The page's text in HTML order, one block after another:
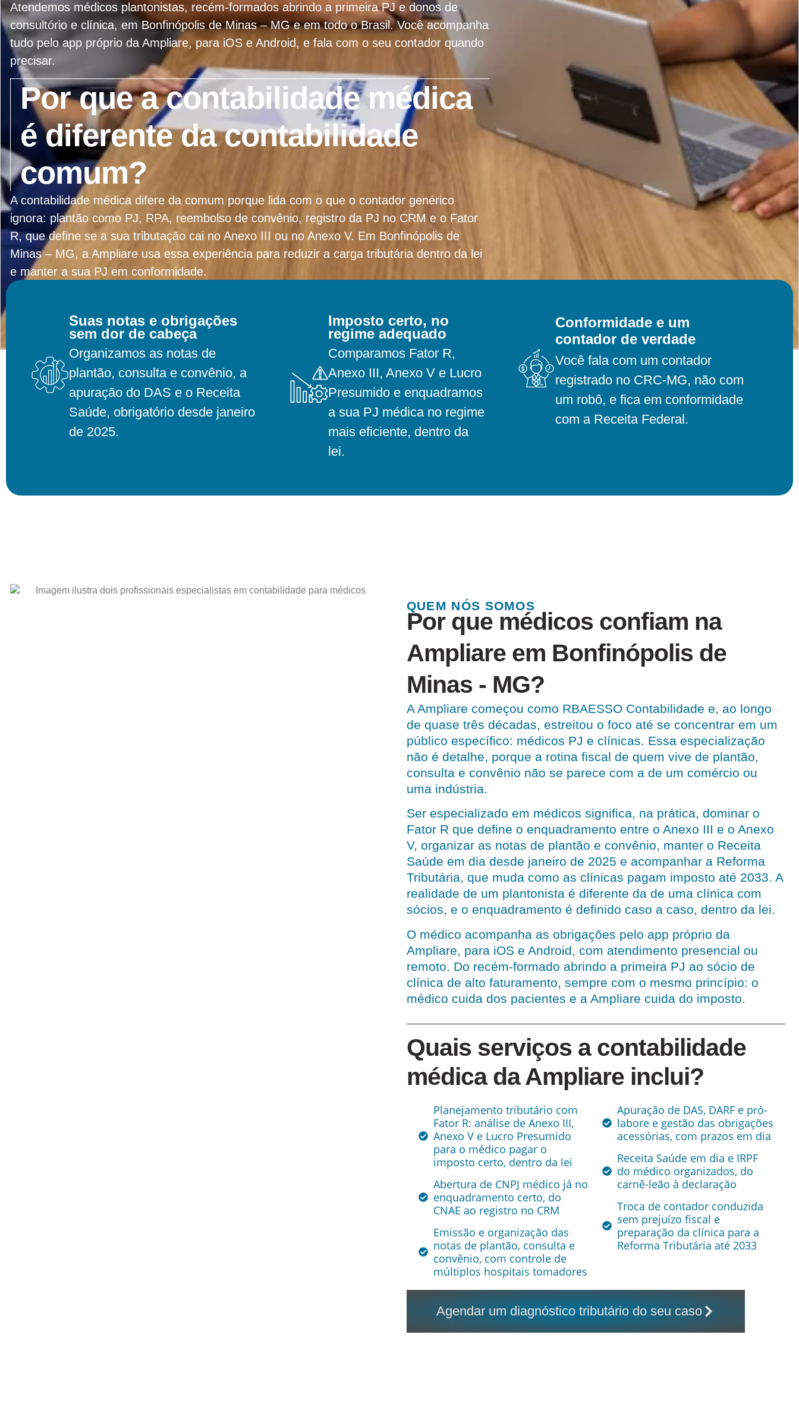
Atendemos médicos plantonistas, recém-formados abrindo a primeira PJ e donos de
consultório e clínica, em Bonfinópolis de Minas – MG e em todo o Brasil. Você acompanha
tudo pelo app próprio da Ampliare, para iOS e Android, e fala com o seu contador quando
precisar.
Por que a contabilidade médica
é diferente da contabilidade
comum?
A contabilidade médica difere da comum porque lida com o que o contador genérico
ignora: plantão como PJ, RPA, reembolso de convênio, registro da PJ no CRM e o Fator
R, que define se a sua tributação cai no Anexo III ou no Anexo V. Em Bonfinópolis de
Minas – MG, a Ampliare usa essa experiência para reduzir a carga tributária dentro da lei
e manter a sua PJ em conformidade.
Entrar Em Contato
Suas notas e obrigações
sem dor de cabeça
Organizamos as notas de
plantão, consulta e convênio, a
apuração do DAS e o Receita
Saúde, obrigatório desde janeiro
de 2025.
Imposto certo, no
regime adequado
Comparamos Fator R,
Anexo III, Anexo V e Lucro
Presumido e enquadramos
a sua PJ médica no regime
mais eficiente, dentro da
lei.
Conformidade e um
contador de verdade
Você fala com um contador
registrado no CRC-MG, não com
um robô, e fica em conformidade
com a Receita Federal.
QUEM NÓS SOMOS
Por que médicos confiam na
Ampliare em Bonfinópolis de
Minas - MG?
A Ampliare começou como RBAESSO Contabilidade e, ao longo
de quase três décadas, estreitou o foco até se concentrar em um
público específico: médicos PJ e clínicas. Essa especialização
não é detalhe, porque a rotina fiscal de quem vive de plantão,
consulta e convênio não se parece com a de um comércio ou
uma indústria.
Ser especializado em médicos significa, na prática, dominar o
Fator R que define o enquadramento entre o Anexo III e o Anexo
V, organizar as notas de plantão e convênio, manter o Receita
Saúde em dia desde janeiro de 2025 e acompanhar a Reforma
Tributária, que muda como as clínicas pagam imposto até 2033. A
realidade de um plantonista é diferente da de uma clínica com
sócios, e o enquadramento é definido caso a caso, dentro da lei.
O médico acompanha as obrigações pelo app próprio da
Ampliare, para iOS e Android, com atendimento presencial ou
remoto. Do recém-formado abrindo a primeira PJ ao sócio de
clínica de alto faturamento, sempre com o mesmo princípio: o
médico cuida dos pacientes e a Ampliare cuida do imposto.
Quais serviços a contabilidade
médica da Ampliare inclui?
Planejamento tributário com
Fator R: análise de Anexo III,
Anexo V e Lucro Presumido
para o médico pagar o
imposto certo, dentro da lei
Abertura de CNPJ médico já no
enquadramento certo, do
CNAE ao registro no CRM
Emissão e organização das
notas de plantão, consulta e
convênio, com controle de
múltiplos hospitais tomadores
Apuração de DAS, DARF e pró-
labore e gestão das obrigações
acessórias, com prazos em dia
Receita Saúde em dia e IRPF
do médico organizados, do
carnê-leão à declaração
Troca de contador conduzida
sem prejuízo fiscal e
preparação da clínica para a
Reforma Tributária até 2033
Agendar um diagnóstico tributário do seu caso